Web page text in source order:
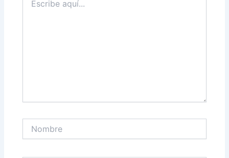
aquí...